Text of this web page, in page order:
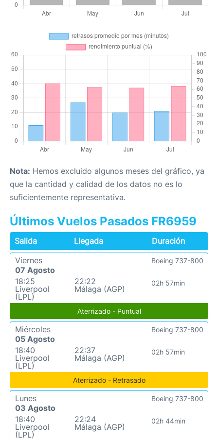
Nota: Hemos excluido algunos meses del gráfico, ya
que la cantidad y calidad de los datos no es lo
suficientemente representativa.
Últimos Vuelos Pasados FR6959
Salida Llegada
Duración
Viernes
07 Agosto
18:25
Liverpool
(LPL)
22:22
Málaga (AGP)
02h 57min
Boeing 737-800
Aterrizado - Puntual
Miércoles
05 Agosto
18:40
Liverpool
(LPL)
22:37
Málaga (AGP)
02h 57min
Boeing 737-800
Aterrizado - Retrasado
Lunes
03 Agosto
18:40
Liverpool
(LPL)
22:24
Málaga (AGP)
02h 44min
Boeing 737-800